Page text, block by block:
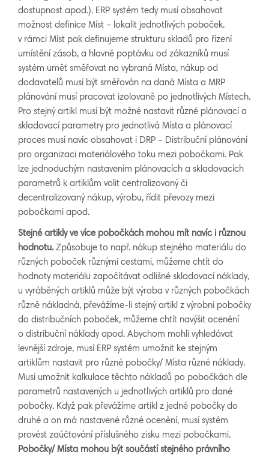
dostupnost apod.). ERP systém tedy musí obsahovat
možnost definice Míst – lokalit jednotlivých poboček.
v rámci Míst pak definujeme strukturu skladů pro řízení
umístění zásob, a hlavně poptávku od zákazníků musí
systém umět směřovat na vybraná Místa, nákup od
dodavatelů musí být směřován na daná Místa a MRP
plánování musí pracovat izolovaně po jednotlivých Místech.
Pro stejný artikl musí být možné nastavit různé plánovací a
skladovací parametry pro jednotlivá Místa a plánovací
proces musí navíc obsahovat i DRP – Distribuční plánování
pro organizaci materiálového toku mezi pobočkami. Pak
lze jednoduchým nastavením plánovacích a skladovacích
parametrů k artiklům volit centralizovaný či
decentralizovaný nákup, výrobu, řídit převozy mezi
pobočkami apod.
Stejné artikly ve více pobočkách mohou mít navíc i různou
hodnotu.Způsobuje to např. nákup stejného materiálu do
různých poboček různými cestami, můžeme chtít do
hodnoty materiálu započítávat odlišné skladovací náklady,
u vyráběných artiklů může být výroba v různých pobočkách
různě nákladná, převážíme-li stejný artikl z výrobní pobočky
do distribučních poboček, můžeme chtít navýšit ocenění
o distribuční náklady apod. Abychom mohli vyhledávat
levnější zdroje, musí ERP systém umožnit ke stejným
artiklům nastavit pro různé pobočky/ Místa různé náklady.
Musí umožnit kalkulace těchto nákladů po pobočkách dle
parametrů nastavených u jednotlivých artiklů pro dané
pobočky. Když pak převážíme artikl z jedné pobočky do
druhé a on má nastavené různé ocenění, musí systém
provést zaúčtování příslušného zisku mezi pobočkami.
Pobočky/ Místa mohou být součástí stejného právního